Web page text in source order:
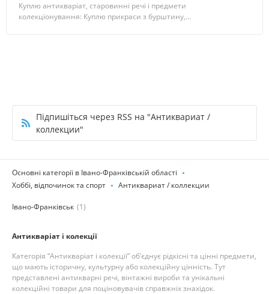
Куплю антикваріат, старовинні речі і предмети
колекціонування: Куплю прикраси з бурштину,...
Підпишіться через RSS на "Антиквариат /
коллекции"
Основні категорії в Івано-Франківській області
Хоббі, відпочинок та спорт
Антиквариат / коллекции
Івано-Франківськ (1)
Антикваріат і колекції
Категорія “Антикваріат і колекції” об’єднує рідкісні та цінні предмети,
що мають історичну, культурну або колекційну цінність. Тут
представлені антикварні речі, вінтажні вироби та унікальні
колекційні товари для поціновувачів справжніх знахідок.